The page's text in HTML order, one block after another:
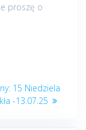
proszę o
Następny
post:
15 Niedziela
-13.07.25